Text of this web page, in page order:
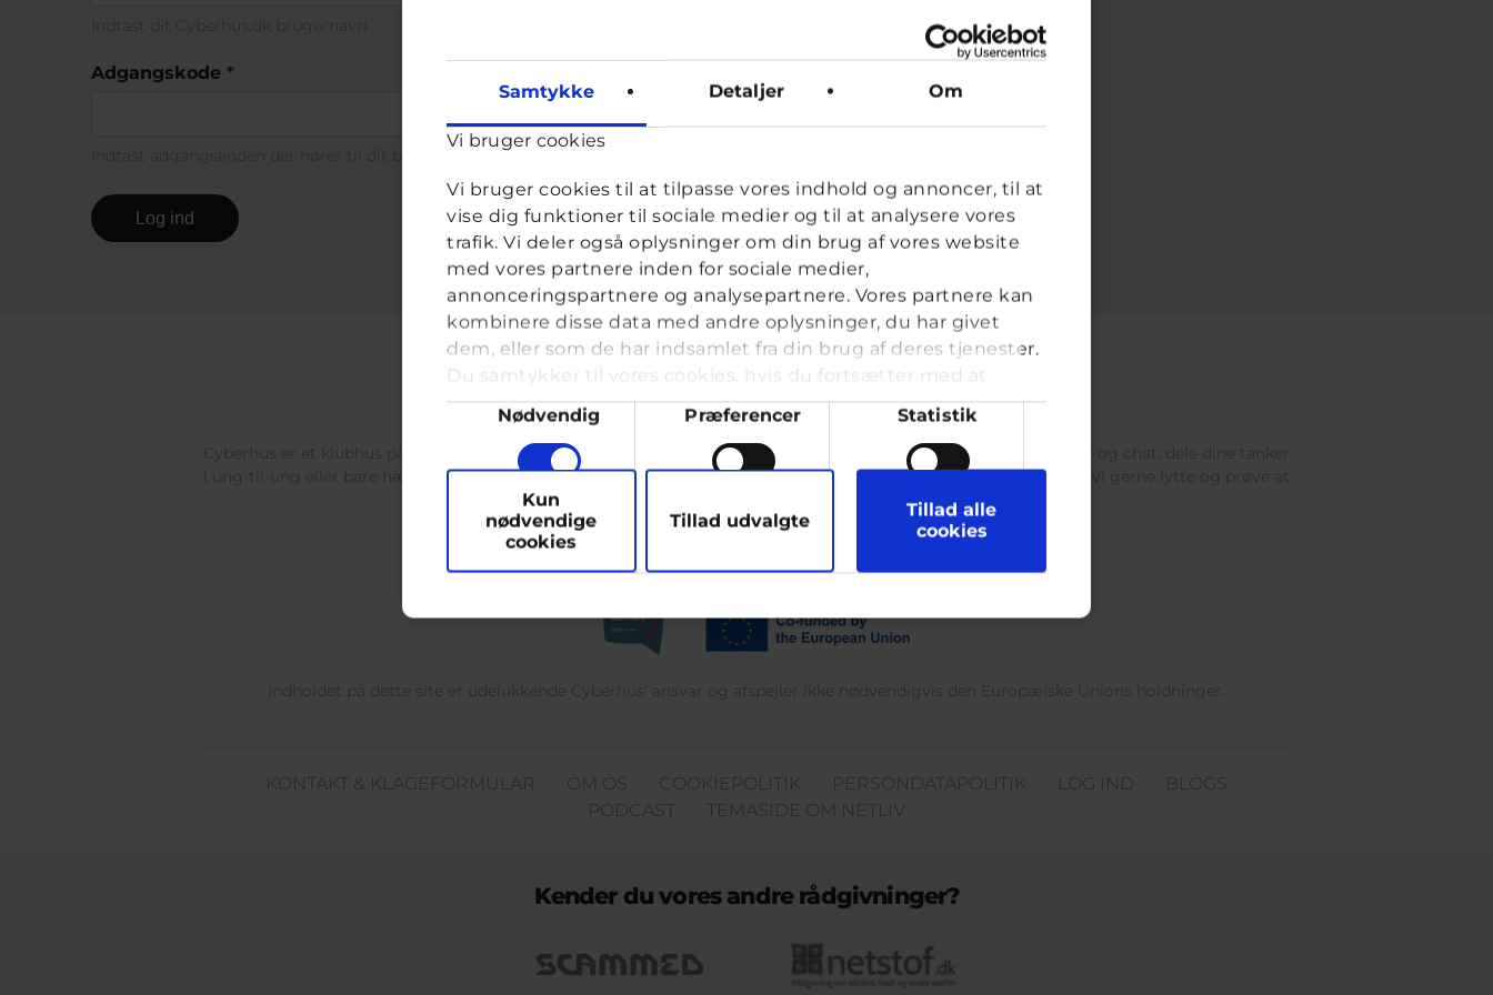
Samtykke Detaljer Om
Vi bruger cookies
Vi bruger cookies til at tilpasse vores indhold og annoncer, til at
vise dig funktioner til sociale medier og til at analysere vores
trafik. Vi deler også oplysninger om din brug af vores website
med vores partnere inden for sociale medier,
annonceringspartnere og analysepartnere. Vores partnere kan
kombinere disse data med andre oplysninger, du har givet
dem, eller som de har indsamlet fra din brug af deres tjenester.
Du samtykker til vores cookies, hvis du fortsætter med at
anvende vores hjemmeside.
Samtykkevalg
Nødvendig Præferencer Statistik
Marketing
Kun
nødvendige
cookies
Tillad udvalgte
Tillad alle
cookies
Adgangskode *
Cyberhus er et klubhus på nettet for dig op til 25 år. Du kan skrive til en voksen og få rådgivning i vores brevkasser og chat, dele dine tanker
i ung-til-ung eller bare hænge ud, og læse med. I Cyberhus kan du være dig selv, og har du brug for en voksen, vil vi gerne lytte og prøve at
Indholdet på dette site er udelukkende Cyberhus' ansvar og afspejler ikke nødvendigvis den Europæiske Unions holdninger.
KONTAKT & KLAGEFORMULAR OM OS COOKIEPOLITIK PERSONDATAPOLITIK LOG IND
BLOGS
PODCAST
TEMASIDE OM NETLIV
Kender du vores andre rådgivninger?